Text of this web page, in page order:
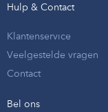
Hulp & Contact
Klantenservice
Veelgestelde vragen
Contact
Bel ons